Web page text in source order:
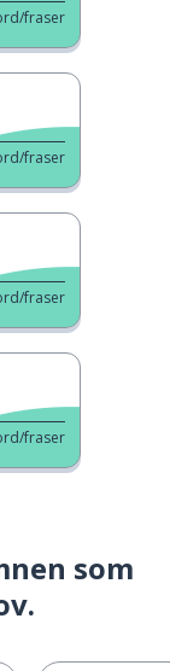
fraser
fraser
fraser
fraser
som